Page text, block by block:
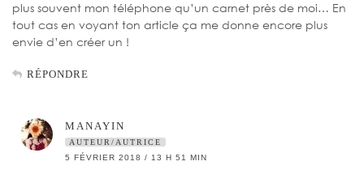
plus souvent mon téléphone qu’un carnet près de moi… En
tout cas en voyant ton article ça me donne encore plus
envie d’en créer un !
RÉPONDRE
MANAYIN
AUTEUR/AUTRICE
5 FÉVRIER 2018 / 13 H 51 MIN